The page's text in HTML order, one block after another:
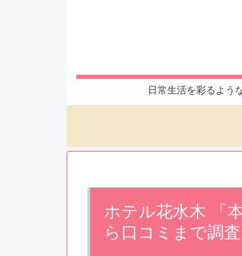
日常生活を彩るよう
ホテル花水木 「
ら口コミまで調査